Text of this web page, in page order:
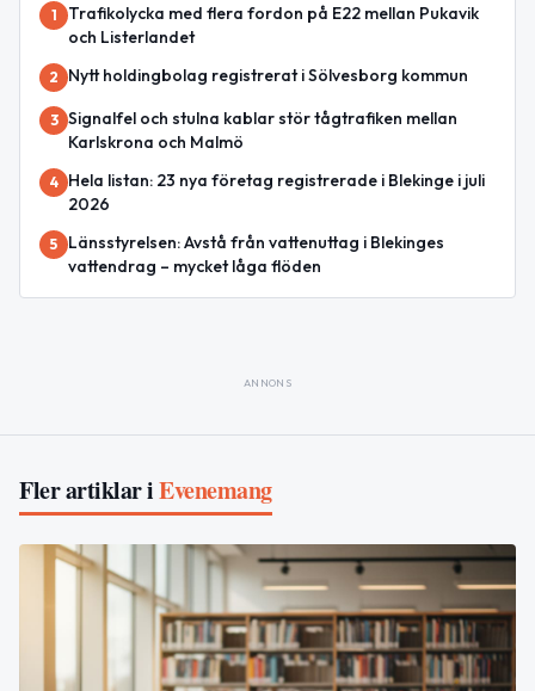
1
Trafikolycka med flera fordon på E22 mellan Pukavik
och Listerlandet
2 Nytt holdingbolag registrerat i Sölvesborg kommun
3 Signalfel och stulna kablar stör tågtrafiken mellan
Karlskrona och Malmö
4
Hela listan: 23 nya företag registrerade i Blekinge i juli
2026
5
Länsstyrelsen: Avstå från vattenuttag i Blekinges
vattendrag – mycket låga flöden
ANNONS
Fler artiklar iEvenemang